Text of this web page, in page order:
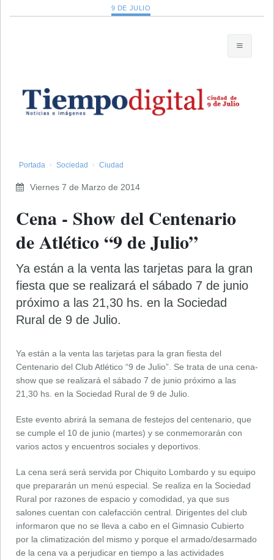
9 DE JULIO
Portada Sociedad Ciudad
Viernes 7 de Marzo de 2014
Cena - Show del Centenario
de Atlético “9 de Julio”
Ya están a la venta las tarjetas para la gran
fiesta que se realizará el sábado 7 de junio
próximo a las 21,30 hs. en la Sociedad
Rural de 9 de Julio.
Ya están a la venta las tarjetas para la gran fiesta del
Centenario del Club Atlético “9 de Julio”. Se trata de una cena-
show que se realizará el sábado 7 de junio próximo a las
21,30 hs. en la Sociedad Rural de 9 de Julio.
Este evento abrirá la semana de festejos del centenario, que
se cumple el 10 de junio (martes) y se conmemorarán con
varios actos y encuentros sociales y deportivos.
La cena será será servida por Chiquito Lombardo y su equipo
que prepararán un menú especial. Se realiza en la Sociedad
Rural por razones de espacio y comodidad, ya que sus
salones cuentan con calefacción central. Dirigentes del club
informaron que no se lleva a cabo en el Gimnasio Cubierto
por la climatización del mismo y porque el armado/desarmado
de la cena va a perjudicar en tiempo a las actividades